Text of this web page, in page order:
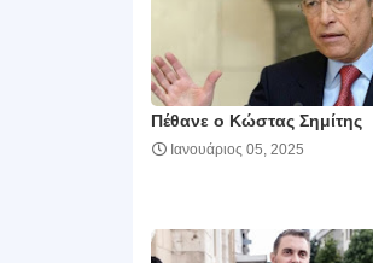
Πέθανε ο Κώστας Σημίτης
Ιανουάριος 05, 2025